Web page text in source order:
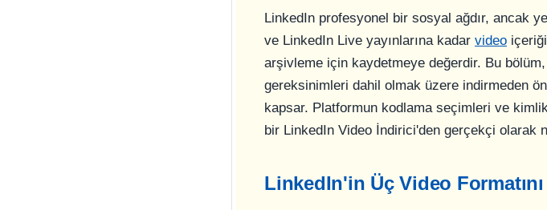
LinkedIn profesyonel bir sosyal ağdır, ancak
ve LinkedIn Live yayınlarına kadar video
arşivleme için kaydetmeye değerdir. Bu
gereksinimleri dahil olmak üzere indirmeden
kapsar. Platformun kodlama seçimleri ve
bir LinkedIn Video İndirici'den gerçekçi olarak
LinkedIn'in Üç Video